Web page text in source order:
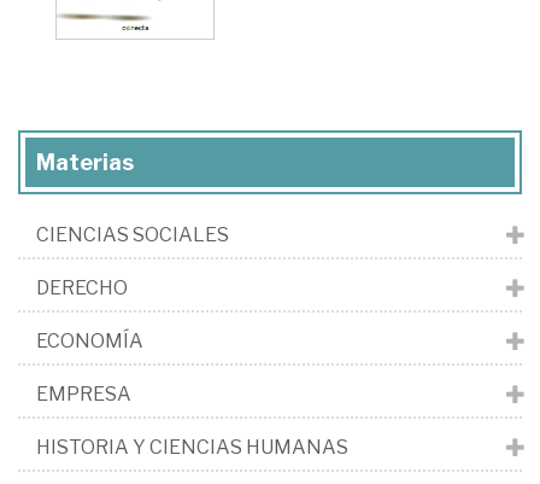
Materias
CIENCIAS SOCIALES
DERECHO
ECONOMÍA
EMPRESA
HISTORIA Y CIENCIAS HUMANAS